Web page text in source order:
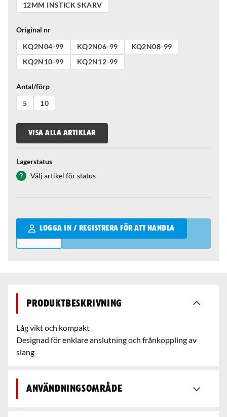
12MM INSTICK SKARV
Original nr
KQ2N04-99
KQ2N06-99
KQ2N08-99
KQ2N10-99
KQ2N12-99
Antal/förp
5
10
VISA ALLA ARTIKLAR
Lagerstatus
Välj artikel för status
LOGGA IN / REGISTRERA FÖR ATT HANDLA
Qantity
Produktbeskrivning
Låg vikt och kompakt
Designad för enklare anslutning och frånkoppling av
slang
Användningsområde